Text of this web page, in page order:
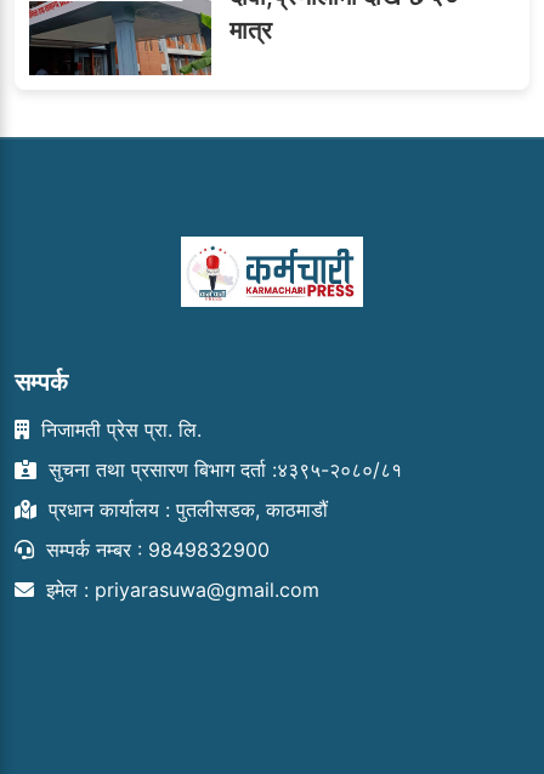
मात्र
सम्पर्क
निजामती प्रेस प्रा. लि.
सुचना तथा प्रसारण बिभाग दर्ता :४३९५-२०८०/८१
प्रधान कार्यालय : पुतलीसडक, काठमाडौं
सम्पर्क नम्बर : 9849832900
इमेल : priyarasuwa@gmail.com